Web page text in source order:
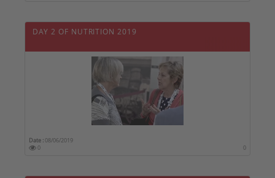
DAY 2 OF NUTRITION 2019
Date :08/06/2019
0
0